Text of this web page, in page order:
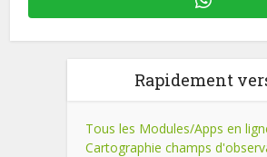
Rapidement
Tous les Modules/Apps en
Cartographie champs